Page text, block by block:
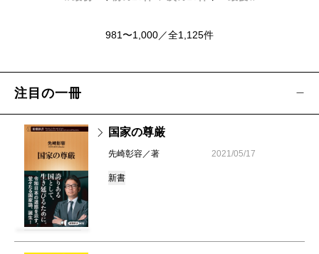
981〜1,000／全1,125件
注目の一冊
国家の尊厳
先崎彰容／著 2021/05/17
新書